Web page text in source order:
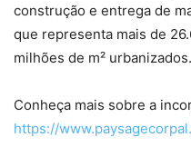
construção e entrega de
que representa mais de
milhões de m² urbanizados.
Conheça mais sobre a
https://